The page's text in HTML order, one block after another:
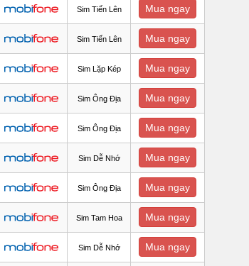
Sim Tiến Lên Mua ngay
Sim Tiến Lên Mua ngay
Sim Lặp Kép Mua ngay
Sim Ông Địa Mua ngay
Sim Ông Địa Mua ngay
Sim Dễ Nhớ Mua ngay
Sim Ông Địa Mua ngay
Sim Tam Hoa Mua ngay
Sim Dễ Nhớ Mua ngay